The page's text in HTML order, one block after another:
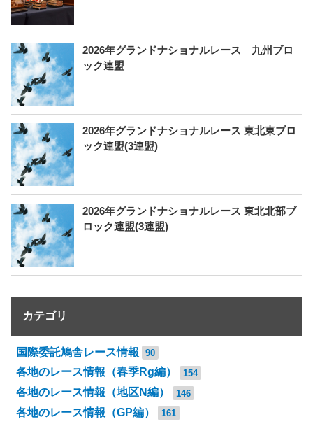
2026年グランドナショナルレース 九州ブロ
ック連盟
2026年グランドナショナルレース 東北東ブロ
ック連盟(3連盟)
2026年グランドナショナルレース 東北北部ブ
ロック連盟(3連盟)
カテゴリ
国際委託鳩舎レース情報 90
各地のレース情報（春季Rg編） 154
各地のレース情報（地区N編） 146
各地のレース情報（GP編） 161